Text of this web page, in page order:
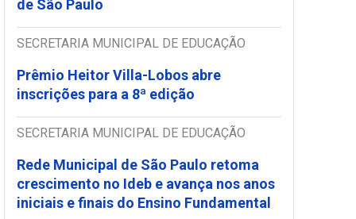
de São Paulo
SECRETARIA MUNICIPAL DE EDUCAÇÃO
Prêmio Heitor Villa-Lobos abre
inscrições para a 8ª edição
SECRETARIA MUNICIPAL DE EDUCAÇÃO
Rede Municipal de São Paulo retoma
crescimento no Ideb e avança nos anos
iniciais e finais do Ensino Fundamental